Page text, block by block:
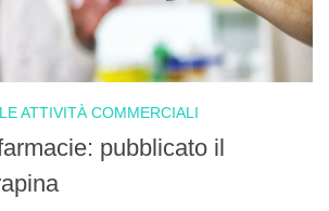
ATTIVITÀ COMMERCIALI
pubblicato il